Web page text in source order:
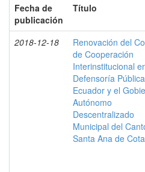
Fecha de
publicación
Título
2018-12-18
Renovación del
de Cooperación
Interinstitucional
Defensoría
Ecuador y el
Autónomo
Descentralizado
Municipal del
Santa Ana de